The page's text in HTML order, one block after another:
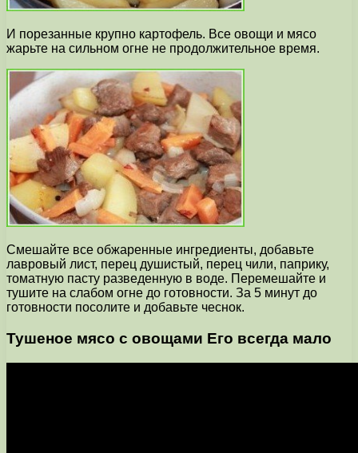
И порезанные крупно картофель. Все овощи и мясо
жарьте на сильном огне не продолжительное время.
Смешайте все обжаренные ингредиенты, добавьте
лавровый лист, перец душистый, перец чили, паприку,
томатную пасту разведенную в воде. Перемешайте и
тушите на слабом огне до готовности. За 5 минут до
готовности посолите и добавьте чеснок.
Тушеное мясо с овощами Его всегда мало